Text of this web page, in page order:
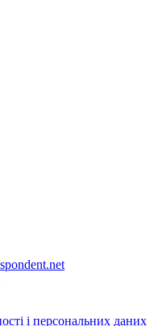
і персональних даних